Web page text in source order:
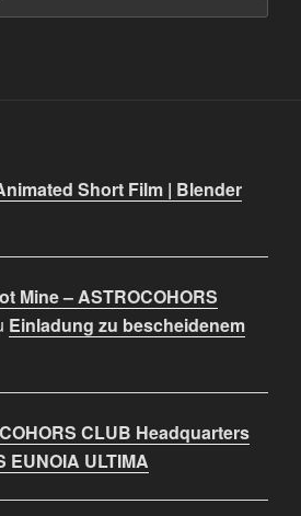
Short Film | Blender
Mine – ASTROCOHORS
Einladung zu bescheidenem
CLUB Headquarters
EUNOIA ULTIMA